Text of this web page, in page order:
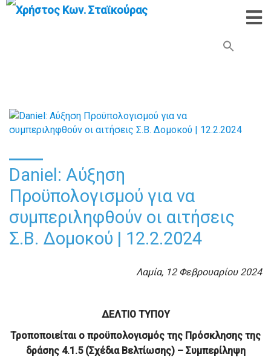
Daniel: Αύξηση
Προϋπολογισμού για να
συμπεριληφθούν οι αιτήσεις
Σ.Β. Δομοκού | 12.2.2024
Λαμία, 12 Φεβρουαρίου 2024
ΔΕΛΤΙΟ ΤΥΠΟΥ
Τροποποιείται ο προϋπολογισμός της Πρόσκλησης της
δράσης 4.1.5 (Σχέδια Βελτίωσης) – Συμπερίληψη